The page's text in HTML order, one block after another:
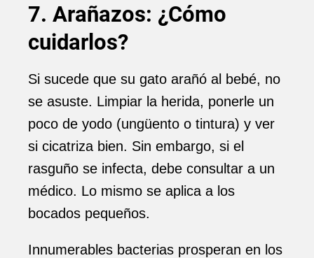
7. Arañazos: ¿Cómo
cuidarlos?
Si sucede que su gato arañó al bebé, no
se asuste. Limpiar la herida, ponerle un
poco de yodo (ungüento o tintura) y ver
si cicatriza bien. Sin embargo, si el
rasguño se infecta, debe consultar a un
médico. Lo mismo se aplica a los
bocados pequeños.
Innumerables bacterias prosperan en los